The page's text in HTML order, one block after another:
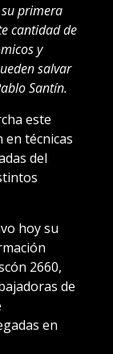
primera
cantidad de
y
salvar
Santín.
este
en técnicas
del
hoy su
2660,
de
en